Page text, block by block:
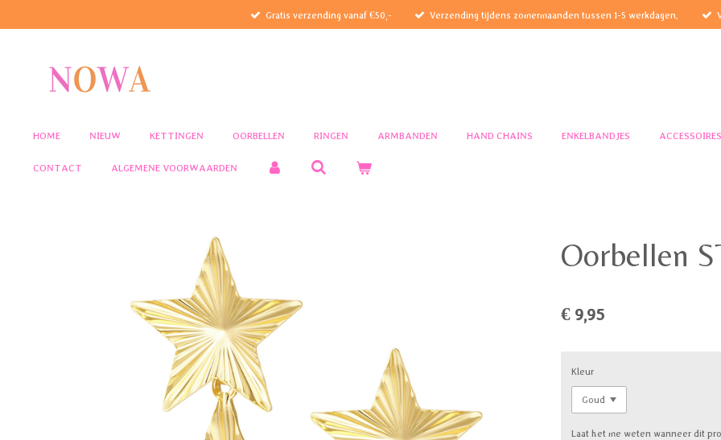
hoofdinhoud
Gratis verzending vanaf €50,- Verzending tijdens zomermaanden tussen 1-5 werkdagen.
HOME NIEUW KETTINGEN OORBELLEN RINGEN ARMBANDEN HAND CHAINS ENKELBANDJES ACCESSOIRES
CONTACT ALGEMENE VOORWAARDEN
Oorbellen
€ 9,95
Kleur
Laat het me weten wanneer dit